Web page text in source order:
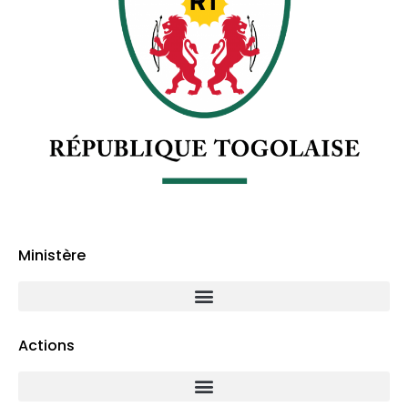
Ministère
Actions